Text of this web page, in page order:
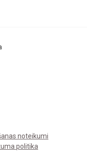
noteikumi
politika